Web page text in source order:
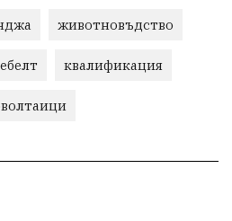
животновъдство
квалификация